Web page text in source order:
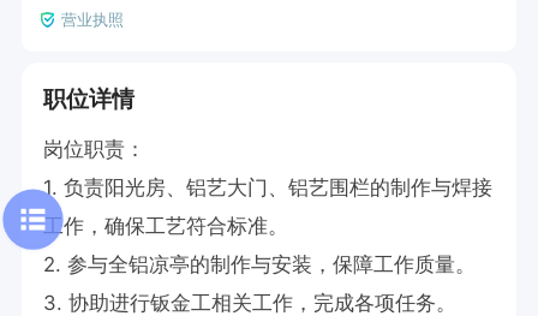
营业执照
职位详情
岗位职责：
1. 负责阳光房、铝艺大门、铝艺围栏的制作与焊接
工作，确保工艺符合标准。
2. 参与全铝凉亭的制作与安装，保障工作质量。
3. 协助进行钣金工相关工作，完成各项任务。